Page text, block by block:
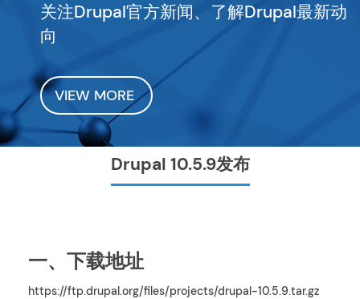
关注Drupal官方新闻、了解Drupal最新动
向
VIEW MORE
Drupal 10.5.9发布
一、下载地址
https://ftp.drupal.org/files/projects/drupal-10.5.9.tar.gz